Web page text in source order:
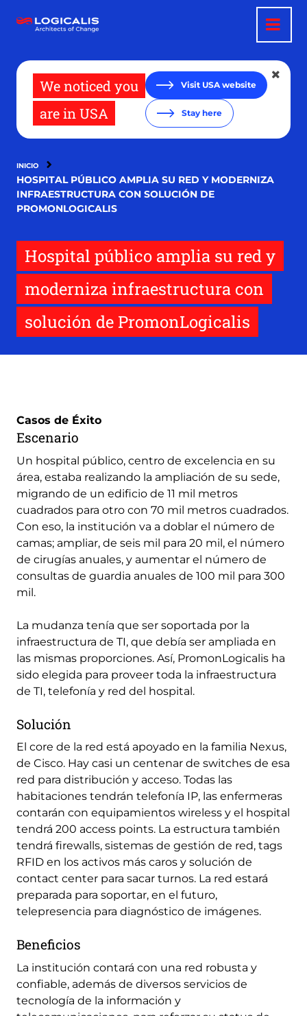
contenido
We noticed you
are in USA
Visit USA website
Stay here
INICIO
HOSPITAL PÚBLICO AMPLIA SU RED Y MODERNIZA
INFRAESTRUCTURA CON SOLUCIÓN DE
PROMONLOGICALIS
Hospital público amplia su red y
moderniza infraestructura con
solución de PromonLogicalis
Casos de Éxito
Escenario
Un hospital público, centro de excelencia en su
área, estaba realizando la ampliación de su sede,
migrando de un edificio de 11 mil metros
cuadrados para otro con 70 mil metros cuadrados.
Con eso, la institución va a doblar el número de
camas; ampliar, de seis mil para 20 mil, el número
de cirugías anuales, y aumentar el número de
consultas de guardia anuales de 100 mil para 300
mil.
La mudanza tenía que ser soportada por la
infraestructura de TI, que debía ser ampliada en
las mismas proporciones. Así, PromonLogicalis ha
sido elegida para proveer toda la infraestructura
de TI, telefonía y red del hospital.
Solución
El core de la red está apoyado en la familia Nexus,
de Cisco. Hay casi un centenar de switches de esa
red para distribución y acceso. Todas las
habitaciones tendrán telefonía IP, las enfermeras
contarán con equipamientos wireless y el hospital
tendrá 200 access points. La estructura también
tendrá firewalls, sistemas de gestión de red, tags
RFID en los activos más caros y solución de
contact center para sacar turnos. La red estará
preparada para soportar, en el futuro,
telepresencia para diagnóstico de imágenes.
Beneficios
La institución contará con una red robusta y
confiable, además de diversos servicios de
tecnología de la información y